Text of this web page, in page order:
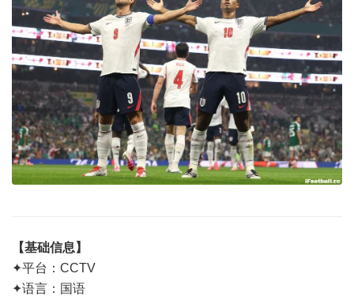
【基础信息】
✦平台：CCTV
✦语言：国语